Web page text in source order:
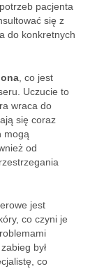
pacjenta
się z
do konkretnych
, co jest
Uczucie to
wraca do
się coraz
mogą
od
jest
co czyni je
był
co